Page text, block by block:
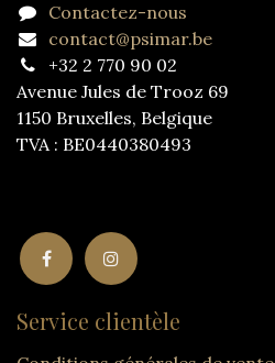
Contactez-nous
contact@psimar.be
+32 2 770 90 02
Avenue Jules de Trooz 69
1150 Bruxelles, Belgique
TVA : BE0440380493
Service clientèle